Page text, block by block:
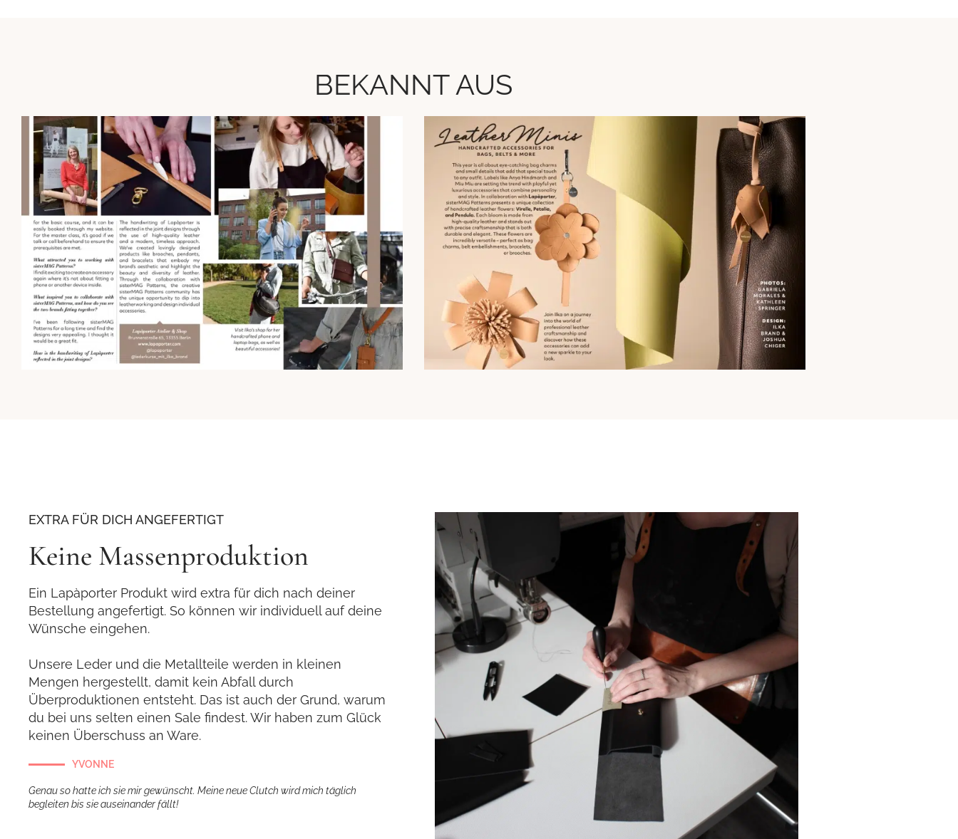
BEKANNT AUS
EXTRA FÜR DICH ANGEFERTIGT
Keine Massenproduktion
Ein Lapàporter Produkt wird extra für dich nach deiner
Bestellung angefertigt. So können wir individuell auf deine
Wünsche eingehen.
Unsere Leder und die Metallteile werden in kleinen
Mengen hergestellt, damit kein Abfall durch
Überproduktionen entsteht. Das ist auch der Grund, warum
du bei uns selten einen Sale findest. Wir haben zum Glück
keinen Überschuss an Ware.
YVONNE
Genau so hatte ich sie mir gewünscht. Meine neue Clutch wird mich täglich
begleiten bis sie auseinander fällt!